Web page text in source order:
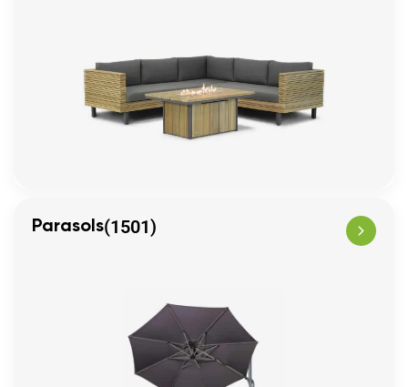
Parasols(1501)